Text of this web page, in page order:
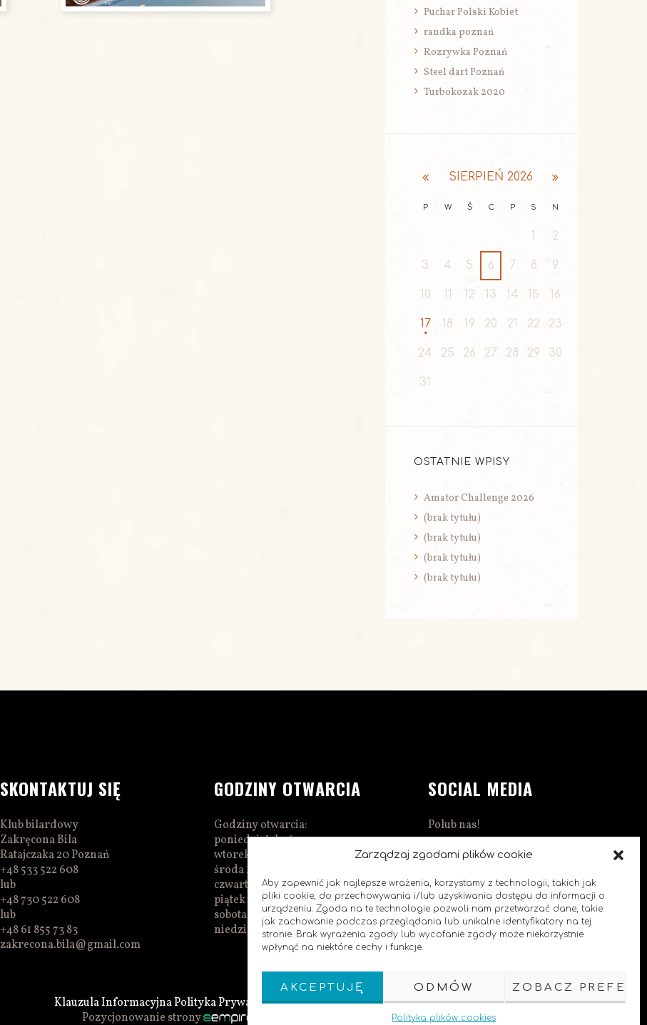
Zarządzaj zgodami plików cookie
Aby zapewnić jak najlepsze wrażenia, korzystamy z technologii, takich jak
pliki cookie, do przechowywania i/lub uzyskiwania dostępu do informacji o
urządzeniu. Zgoda na te technologie pozwoli nam przetwarzać dane, takie
jak zachowanie podczas przeglądania lub unikalne identyfikatory na tej
stronie. Brak wyrażenia zgody lub wycofanie zgody może niekorzystnie
wpłynąć na niektóre cechy i funkcje.
AKCEPTUJĘ ODMÓW ZOBACZ
Polityka plików cookies
Puchar Polski Kobiet
randka poznań
Rozrywka Poznań
Steel dart Poznań
Turbokozak 2020
SIERPIEŃ 2026
P W Ś C P S N
1 2
3 4 5 6 7 8 9
10 11 12 13 14 15 16
17 18 19 20 21 22 23
24 25 26 27 28 29 30
31
OSTATNIE WPISY
Amator Challenge 2026
(brak tytułu)
(brak tytułu)
(brak tytułu)
(brak tytułu)
SKONTAKTUJ SIĘ
Klub bilardowy
Zakręcona Bila
Ratajczaka 20 Poznań
+48 533 522 608
lub
+48 730 522 608
lub
+48 61 855 73 83
zakrecona.bila@gmail.com
GODZINY OTWARCIA
Godziny otwarcia:
poniedziałek 16:00–01:00
wtorek 16:00–01:00
środa 16:00–01:00
czwartek 15:00–01:00
piątek 15:00–02:00
sobota 14:00–02:00
niedziela 14:00–00:00
SOCIAL MEDIA
Polub nas!
Klauzula InformacyjnaPolityka Prywatnosci
Pozycjonowanie strony